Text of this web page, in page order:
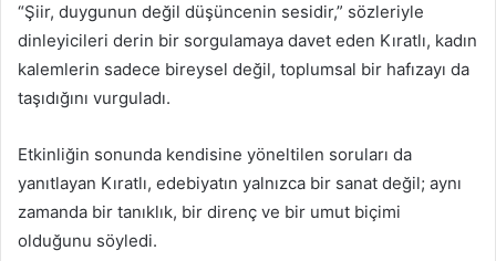
“Şiir, duygunun değil düşüncenin sesidir,” sözleriyle
dinleyicileri derin bir sorgulamaya davet eden Kıratlı, kadın
kalemlerin sadece bireysel değil, toplumsal bir hafızayı da
taşıdığını vurguladı.
Etkinliğin sonunda kendisine yöneltilen soruları da
yanıtlayan Kıratlı, edebiyatın yalnızca bir sanat değil; aynı
zamanda bir tanıklık, bir direnç ve bir umut biçimi
olduğunu söyledi.